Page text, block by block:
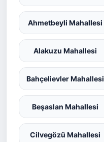
Ahmetbeyli Mahallesi
Alakuzu Mahallesi
Bahçelievler Mahallesi
Beşaslan Mahallesi
Cilvegözü Mahallesi